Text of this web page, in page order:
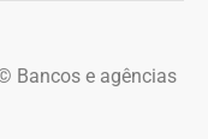
Bancos e agências